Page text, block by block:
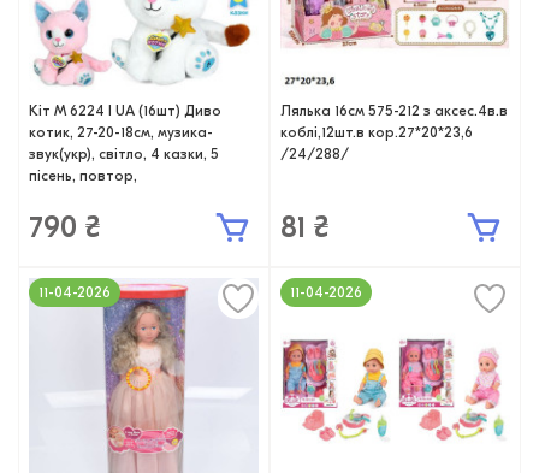
Кіт M 6224 I UA (16шт) Диво
котик, 27-20-18см, музика-
звук(укр), світло, 4 казки, 5
пісень, повтор,
790 ₴
Лялька 16см 575-212 з аксес.4в.в
коблі,12шт.в кор.27*20*23,6
/24/288/
81 ₴
11-04-2026 11-04-2026